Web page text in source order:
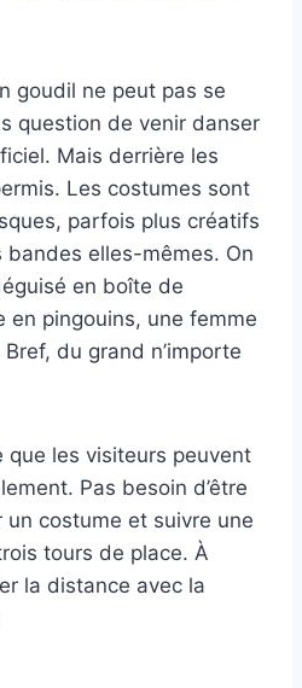
goudil ne peut pas se
question de venir danser
Mais derrière les
Les costumes sont
parfois plus créatifs
bandes elles-mêmes. On
en boîte de
en pingouins, une femme
du grand n’importe
que les visiteurs peuvent
Pas besoin d’être
un costume et suivre une
tours de place. À
la distance avec la